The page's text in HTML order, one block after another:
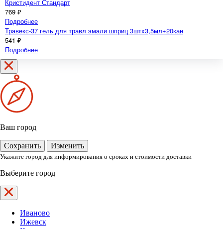
Кристидент Стандарт
769 ₽
Подробнее
Травекс-37 гель для травл эмали шприц 3штх3,5мл+20кан
541 ₽
Подробнее
Ваш город
Сохранить Изменить
Укажите город для информирования о сроках и стоимости доставки
Выберите город
Иваново
Ижевск